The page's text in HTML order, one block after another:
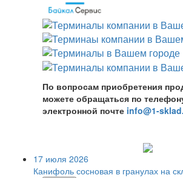
По вопросам приобретения
можете обращаться по
электронной почте info@1-
17 июля 2026
Канифоль сосновая в гранулах на